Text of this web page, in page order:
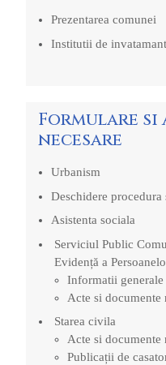
Prezentarea comunei
Institutii de invatamant
Formulare si
necesare
Urbanism
Deschidere procedura
Asistenta sociala
Serviciul Public
Evidență a
Informatii generale
Acte si documente
Starea civila
Acte si documente
Publicații de